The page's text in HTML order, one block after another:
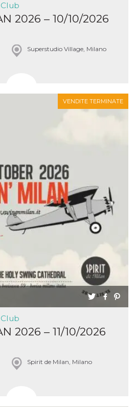
2026 – 10/10/2026
Superstudio Village, Milano
VENDITE TERMINATE
2026 – 11/10/2026
Spirit de Milan, Milano